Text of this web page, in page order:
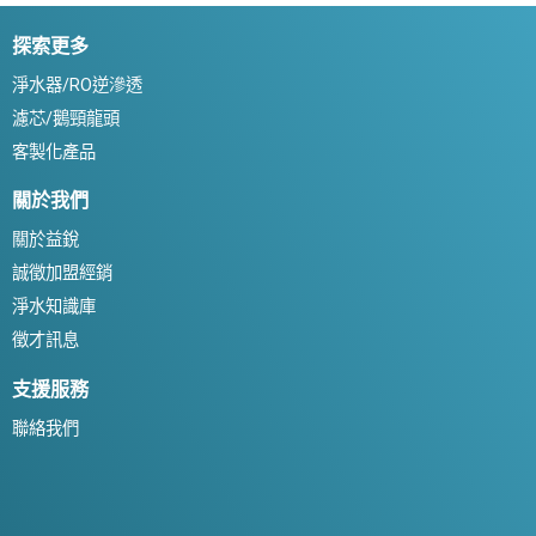
探索更多
淨水器/RO逆滲透
濾芯/鵝頸龍頭
客製化產品
關於我們
關於益銳
誠徵加盟經銷
淨水知識庫
徵才訊息
支援服務
聯絡我們